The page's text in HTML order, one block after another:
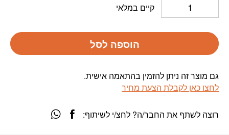
קיים במלאי
הוספה לסל
גם מוצר זה ניתן להזמין בהתאמה אישית.
לחצו כאן לקבלת הצעת מחיר
רוצה לשתף את החבר/ה? לחצ/י לשיתוף: